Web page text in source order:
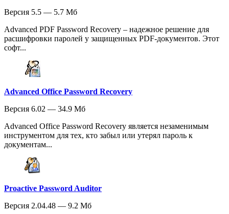
Версия 5.5 — 5.7 Мб
Advanced PDF Password Recovery – надежное решение для
расшифровки паролей у защищенных PDF-документов. Этот
софт...
Advanced Office Password Recovery
Версия 6.02 — 34.9 Мб
Advanced Office Password Recovery является незаменимым
инструментом для тех, кто забыл или утерял пароль к
документам...
Proactive Password Auditor
Версия 2.04.48 — 9.2 Мб